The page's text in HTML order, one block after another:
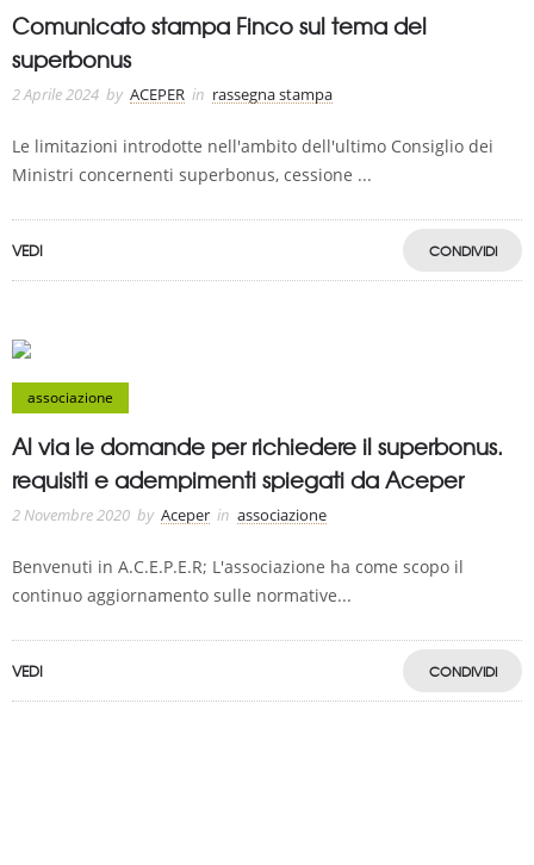
Comunicato stampa Finco sul tema del
superbonus
2 Aprile 2024 by ACEPER in rassegna stampa
Le limitazioni introdotte nell'ambito dell'ultimo Consiglio dei
Ministri concernenti superbonus, cessione ...
VEDI CONDIVIDI
associazione
Al via le domande per richiedere il superbonus.
requisiti e adempimenti spiegati da Aceper
2 Novembre 2020 by Aceper in associazione
Benvenuti in A.C.E.P.E.R; L'associazione ha come scopo il
continuo aggiornamento sulle normative...
VEDI CONDIVIDI